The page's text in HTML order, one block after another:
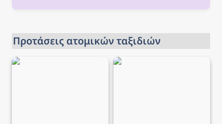
Προτάσεις ατομικών ταξιδιών
Ταξίδι στη Λυών → 5
Ταξίδι στο Βουκουρέστι